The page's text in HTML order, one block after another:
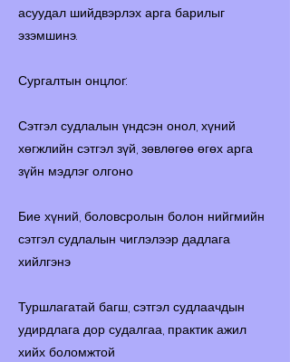
асуудал шийдвэрлэх арга барилыг
эзэмшинэ.
Сургалтын онцлог:
Сэтгэл судлалын үндсэн онол, хүний
хөгжлийн сэтгэл зүй, зөвлөгөө өгөх арга
зүйн мэдлэг олгоно
Бие хүний, боловсролын болон нийгмийн
сэтгэл судлалын чиглэлээр дадлага
хийлгэнэ
Туршлагатай багш, сэтгэл судлаачдын
удирдлага дор судалгаа, практик ажил
хийх боломжтой